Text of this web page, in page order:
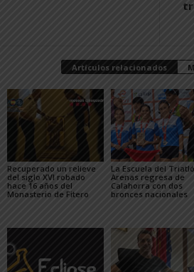
Artículos relacionados
Recuperado un relieve
del siglo XVI robado
hace 16 años del
Monasterio de Fitero
La Escuela del
Arenas regresa de
Calahorra con dos
bronces nacionales